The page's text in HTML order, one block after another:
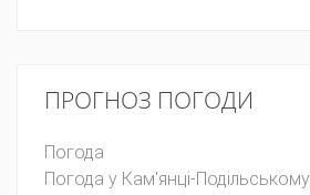
ПРОГНОЗ ПОГОДИ
Погода
Погода у Кам'янці-Подільському